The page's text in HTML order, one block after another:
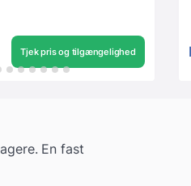
Tjek pris og tilgængelighed
En fast